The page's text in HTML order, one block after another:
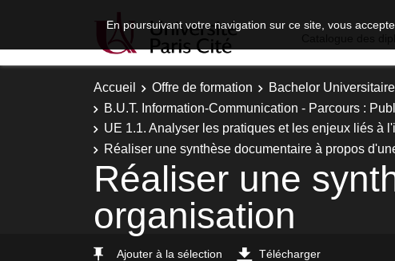
En poursuivant votre navigation sur ce site, vous
Accueil Offre de formation Bachelor
B.U.T. Information-Communication - Parcours :
UE 1.1. Analyser les pratiques et les enjeux liés à
Réaliser une synthèse documentaire à propos
Réaliser une
organisation
Ajouter à la sélection Télécharger